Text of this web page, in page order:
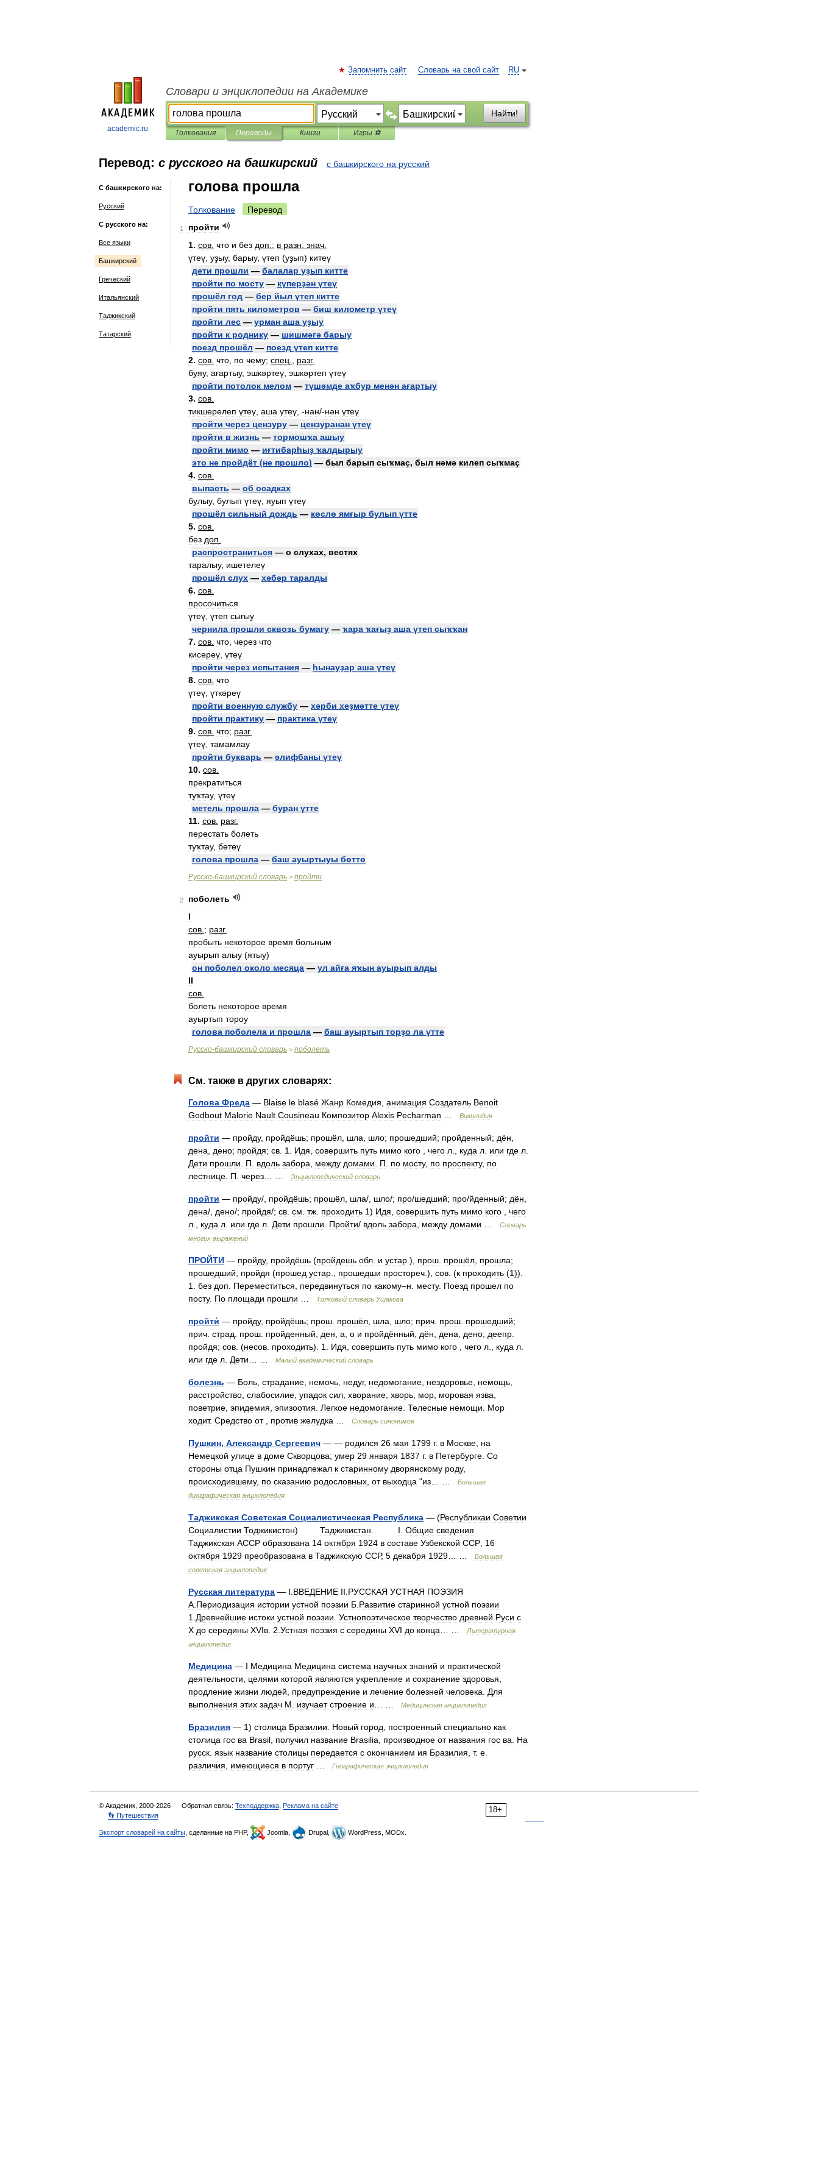
academic.ru
RU
Запомнить сайт Словарь на свой сайт
Словари и энциклопедии на Академике
Найти!
Толкования Переводы Книги Игры ⚽
Перевод: с русского на башкирский с башкирского на русский
С башкирского на:
Русский
С русского на:
Все языки
Башкирский
Греческий
Итальянский
Таджикский
Татарский
голова прошла
Толкование Перевод
1
пройти
1. сов что и без доп ; в разн знач
үтеү уҙыу, барыу, үтеп (уҙып) китеү
дети прошли — балалар уҙып китте
пройти по мосту — күперҙән үтеү
прошёл год — бер йыл үтеп китте
пройти пять километров — биш километр үтеү
пройти лес — урман аша уҙыу
пройти к роднику — шишмәгә барыу
поезд прошёл — поезд үтеп китте
2. сов что по чему; спец разг.
буяу, ағартыу, эшкәртеү эшкәртеп үтеү
пройти потолок мелом — түшәмде аҡбур менән ағартыу
3. сов
тикшерелеп үтеү аша үтеү , -нан/-нән үтеү
пройти через цензуру — цензуранан үтеү
пройти в жизнь — тормошҡа ашыу
пройти мимо — иғтибарһыҙ ҡалдырыу
это не пройдёт (не прошло) — был барып сыҡмаҫ, был нәмә килеп сыҡмаҫ
4. сов
выпасть — об осадках
булыу, булып үтеү яуып үтеү
прошёл сильный дождь — көслө ямғыр булып үтте
5. сов
без доп
распространиться — о слухах, вестях
таралыу, ишетелеү
прошёл слух — хәбәр таралды
6. сов
просочиться
үтеү үтеп сығыу
чернила прошли сквозь бумагу — ҡара ҡағыҙ аша үтеп сыҡҡан
7. сов что через что
кисереү үтеү
пройти через испытания — һынауҙар аша үтеү
8. сов что
үтеү үткәреү
пройти военную службу — хәрби хеҙмәтте үтеү
пройти практику — практика үтеү
9. сов что; разг.
үтеү тамамлау
пройти букварь — әлифбаны үтеү
10. сов
прекратиться
туҡтау, үтеү
метель прошла — буран үтте
11. сов разг.
перестать болеть
туҡтау, бөтөү
голова прошла — баш ауыртыуы бөттө
Русско-башкирский словарь > пройти
2
поболеть
I
сов ; разг.
пробыть некоторое время больным
ауырып алыу (ятыу)
он поболел около месяца — ул айға яҡын ауырып алды
II
сов
болеть некоторое время
ауыртып тороу
голова поболела и прошла — баш ауыртып торҙо ла үтте
Русско-башкирский словарь > поболеть
См. также в других словарях:
Голова Фреда — Blaise le blasé Жанр Комедия анимация Создатель Benoit
Godbout Malorie Nault Cousineau Композитор Alexis Pecharman Википедия
пройти — пройду, пройдёшь; прошёл шла шло; прошедший; пройденный; дён
дена
дено; пройдя; св 1 Идя совершить путь мимо кого чего л куда л или где л
Дети прошли П вдоль забора между домами П по мосту, по проспекту, по
лестнице П через Энциклопедический словарь
пройти — пройду/, пройдёшь; прошёл шла/, шло/; про/шедший; про/йденный; дён
дена/, дено/; пройдя/; св см тж проходить 1) Идя совершить путь мимо кого
чего
л
куда л или где л Дети прошли Пройти/ вдоль забора между домами
Словарь
многих выражений
ПРОЙТИ — пройду, пройдёшь (пройдешь обл и устар .), прош прошёл прошла;
прошедший; пройдя (прошед устар прошедши простореч .), сов . (к проходить (1)).
1
без доп Переместиться передвинуться по какому–н месту. Поезд прошел по
посту. По площади прошли Толковый словарь Ушакова
пройти́ — пройду, пройдёшь; прош прошёл шла шло; прич прош прошедший;
прич страд прош пройденный ден а о и пройдённый дён дена дено; деепр
пройдя; сов . (несов проходить). 1 Идя совершить путь мимо кого чего л куда л
или где л Дети Малый академический словарь
болезнь — Боль страдание немочь недуг, недомогание нездоровье немощь
расстройство слабосилие упадок сил хворание хворь; мор моровая язва
поветрие эпидемия эпизоотия Легкое недомогание Телесные немощи
Мор
ходит. Средство от, против желудка Словарь синонимов
Пушкин, Александр Сергеевич — — родился 26 мая 1799 г. в Москве на
Немецкой улице в доме Скворцова; умер 29 января 1837 г. в Петербурге Со
стороны отца Пушкин принадлежал к старинному дворянскому роду,
происходившему, по сказанию родословных от выходца "из
Большая
биографическая энциклопедия
Таджикская Советская Социалистическая Республика — (Республикаи Советии
Социалистии Тоджикистон) Таджикистан I Общие сведения
Таджикская АССР образована 14 октября 1924 в составе Узбекской ССР; 16
октября 1929 преобразована в Таджикскую ССР, 5 декабря 1929
Большая
советская энциклопедия
Русская литература — I ВВЕДЕНИЕ II РУССКАЯ УСТНАЯ ПОЭЗИЯ
А Периодизация истории устной поэзии Б Развитие старинной устной поэзии
1 Древнейшие истоки устной поэзии Устнопоэтическое творчество древней Руси с
X до середины XVIв 2 Устная поэзия с середины XVI до конца
Литературная
энциклопедия
Медицина — I Медицина Медицина система научных знаний и практической
деятельности
целями которой являются укрепление и сохранение здоровья
продление жизни людей предупреждение и лечение болезней человека
Для
выполнения этих задач М изучает строение и Медицинская энциклопедия
Бразилия — 1) столица Бразилии Новый город построенный специально как
столица гос ва Brasil получил название Brasilia производное от названия гос ва
На
русск язык название столицы передается с окончанием ия Бразилия т. е
различия
имеющиеся в португ Географическая энциклопедия
18+
© Академик, 2000-2026 Обратная связь: Техподдержка Реклама на сайте
👣 Путешествия
Экспорт словарей на сайты , сделанные на PHP, Joomla, Drupal, WordPress, MODx.